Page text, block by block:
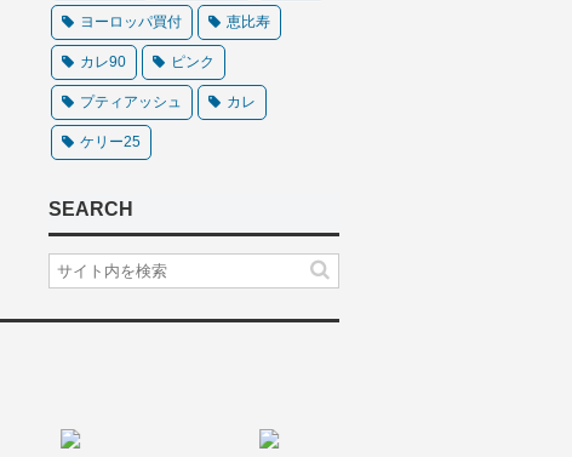
ヨーロッパ買付 恵比寿
カレ90 ピンク
プティアッシュ カレ
ケリー25
SEARCH